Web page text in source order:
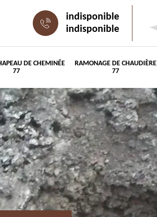
indisponible
indisponible
DE CHEMINÉE
77
RAMONAGE DE CHAUDIÈRE
77